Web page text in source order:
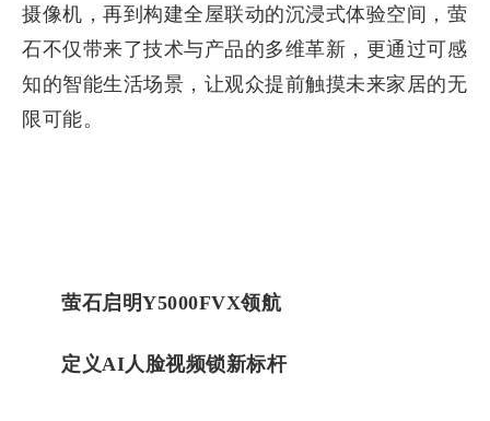
摄像机，再到构建全屋联动的沉浸式体验空间，萤
石不仅带来了技术与产品的多维革新，更通过可感
知的智能生活场景，让观众提前触摸未来家居的无
限可能。
萤石启明Y5000FVX领航
定义AI人脸视频锁新标杆